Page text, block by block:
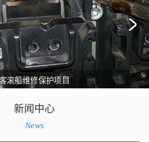
南通东丽 AT开关维
新闻中心
News